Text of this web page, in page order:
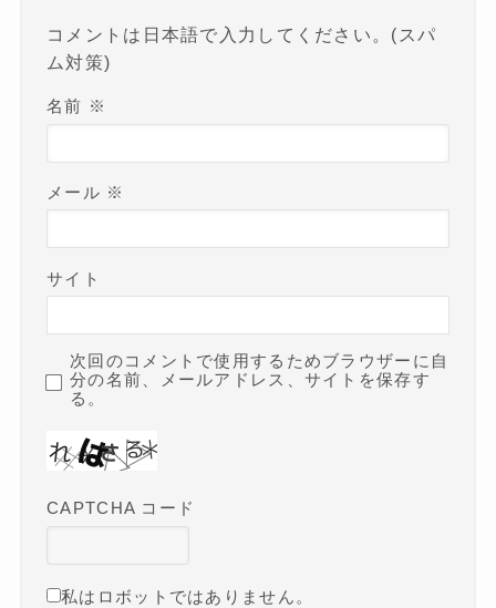
コメントは日本語で入力してください。(スパ
ム対策)
名前 ※
メール ※
サイト
次回のコメントで使用するためブラウザーに自
分の名前、メールアドレス、サイトを保存す
る。
CAPTCHA コード
私はロボットではありません。